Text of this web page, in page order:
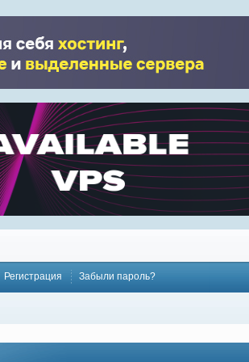
Регистрация Забыли пароль?